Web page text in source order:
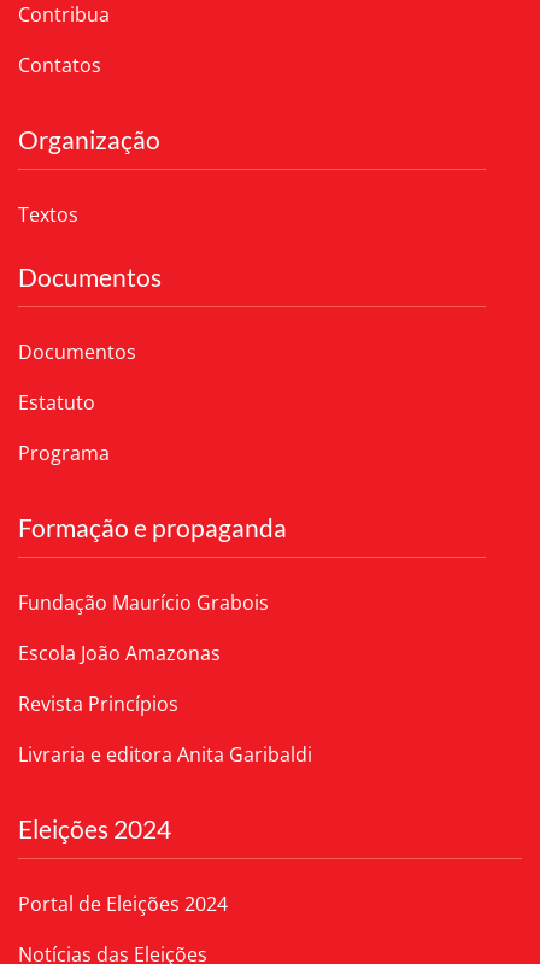
Contribua
Contatos
Organização
Textos
Documentos
Documentos
Estatuto
Programa
Formação e propaganda
Fundação Maurício Grabois
Escola João Amazonas
Revista Princípios
Livraria e editora Anita Garibaldi
Eleições 2024
Portal de Eleições 2024
Notícias das Eleições